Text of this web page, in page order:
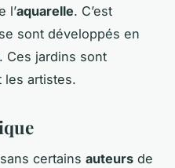
l’aquarelle. C’est
se sont développés en
. Ces jardins sont
les artistes.
certains auteurs de